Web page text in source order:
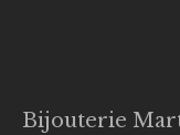
Bijouterie